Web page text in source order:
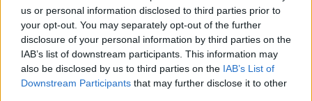
us or personal information disclosed to third parties prior to
your opt-out. You may separately opt-out of the further
disclosure of your personal information by third parties on the
IAB’s list of downstream participants. This information may
also be disclosed by us to third parties on the IAB’s List of
Downstream Participants that may further disclose it to other